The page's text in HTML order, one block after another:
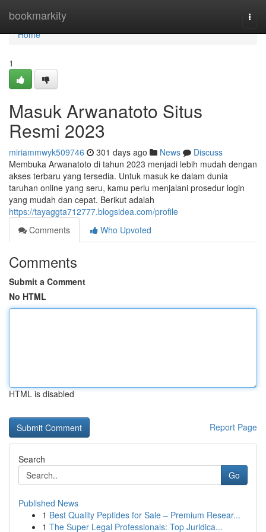
bookmarkity
Home
Home
1
Masuk Arwanatoto Situs
Resmi 2023
miriammwyk509746 301 days ago News
Discuss
Membuka Arwanatoto di tahun 2023 menjadi lebih mudah dengan
akses terbaru yang tersedia. Untuk masuk ke dalam dunia
taruhan online yang seru, kamu perlu menjalani prosedur login
yang mudah dan cepat. Berikut adalah
https://tayaggta712777.blogsidea.com/profile
Comments
Who Upvoted
Comments
Submit a Comment
No HTML
HTML is disabled
Report Page
Search
Go
Published News
1 Best Quality Peptides for Sale – Premium Resear...
1 The Super Legal Professionals: Top Juridica...